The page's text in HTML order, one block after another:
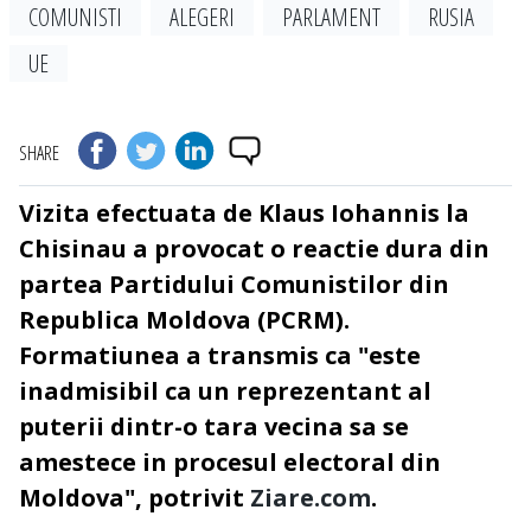
COMUNISTI
ALEGERI PARLAMENT
RUSIA
UE
SHARE
Vizita efectuata de Klaus Iohannis la
Chisinau a provocat o reactie dura din
partea Partidului Comunistilor din
Republica Moldova (PCRM).
Formatiunea a transmis ca "este
inadmisibil ca un reprezentant al
puterii dintr-o tara vecina sa se
amestece in procesul electoral din
Moldova", potrivit Ziare.com.